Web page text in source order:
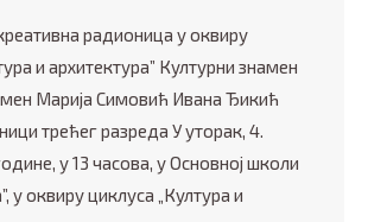
радионица у оквиру
и архитектура” Културни знамен
Марија Симовић Ивана Ђикић
трећег разреда У уторак, 4.
у 13 часова, у Основној школи
у оквиру циклуса „Култура и